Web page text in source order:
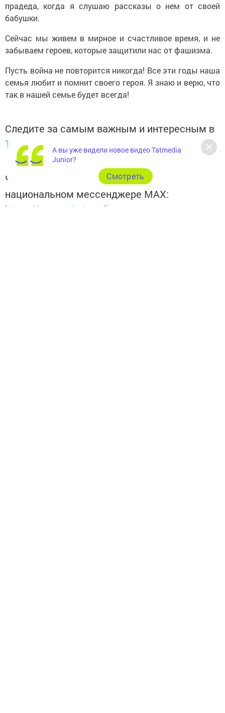
прадеда, когда я слушаю рассказы о нем от своей
бабушки.
Сейчас мы живем в мирное и счастливое время, и не
забываем героев, которые защитили нас от фашизма.
Пусть война не повторится никогда! Все эти годы наша
семья любит и помнит своего героя. Я знаю и верю, что
так в нашей семье будет всегда!
Следите за самым важным и интересным в
Telegram-канале
Читайте новости Татарстана в
национальном мессенджере MАХ:
https://max.ru/tatmedia
А вы уже видели новое видео Tatmedia
Junior?
Cмотреть